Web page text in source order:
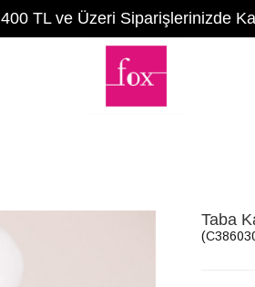
400 TL ve Üzeri Siparişlerinizde
Taba